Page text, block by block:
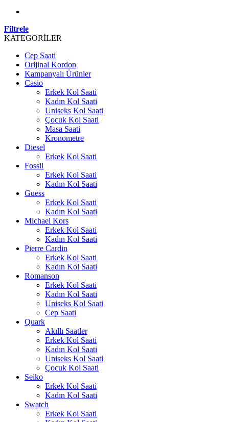
Filtrele
KATEGORİLER
Cep Saati
Orijinal Kordon
Kampanyalı Ürünler
Casio
Erkek Kol Saati
Kadın Kol Saati
Uniseks Kol Saati
Çocuk Kol Saati
Masa Saati
Kronometre
Diesel
Erkek Kol Saati
Fossil
Erkek Kol Saati
Kadın Kol Saati
Guess
Erkek Kol Saati
Kadın Kol Saati
Michael Kors
Erkek Kol Saati
Kadın Kol Saati
Pierre Cardin
Erkek Kol Saati
Kadın Kol Saati
Romanson
Erkek Kol Saati
Kadın Kol Saati
Uniseks Kol Saati
Cep Saati
Quark
Akıllı Saatler
Erkek Kol Saati
Kadın Kol Saati
Uniseks Kol Saati
Çocuk Kol Saati
Seiko
Erkek Kol Saati
Kadın Kol Saati
Swatch
Erkek Kol Saati